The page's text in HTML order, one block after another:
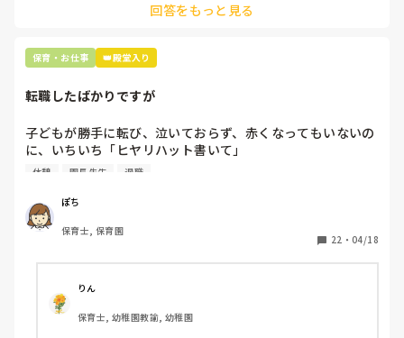
て貰い、主任に報告してます。
回答をもっと見る
保育・お仕事 👑殿堂入り
転職したばかりですが
子どもが勝手に転び、泣いておらず、赤くなってもいないの
に、いちいち「ヒヤリハット書いて」
と書かされ
（そう言う本人は書かない）
しかも、上司に↑この内容でも
ちゃんと考えて対策を練って書き込むようにと。
呼ばれて一緒に対策を考えさせられること多数
これだけで30〜40分拘束されて辛いです
休憩 園長先生 退職
ぽち
保育士, 保育園
22 ・ 04/18
りん
保育士, 幼稚園教諭, 幼稚園